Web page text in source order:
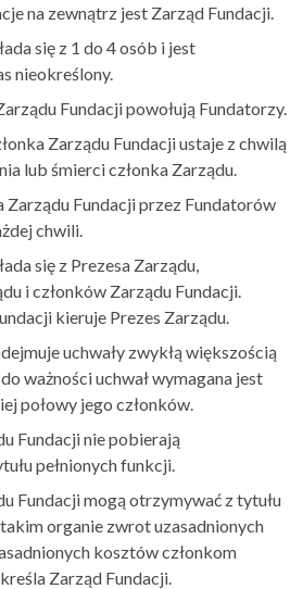
na zewnątrz jest Zarząd Fundacji.
się z 1 do 4 osób i jest
nieokreślony.
Fundacji powołują Fundatorzy.
Zarządu Fundacji ustaje z chwilą
lub śmierci członka Zarządu.
Zarządu Fundacji przez Fundatorów
chwili.
się z Prezesa Zarządu,
i członków Zarządu Fundacji.
kieruje Prezes Zarządu.
uchwały zwykłą większością
ważności uchwał wymagana jest
połowy jego członków.
Fundacji nie pobierają
pełnionych funkcji.
Fundacji mogą otrzymywać z tytułu
organie zwrot uzasadnionych
kosztów członkom
Zarząd Fundacji.